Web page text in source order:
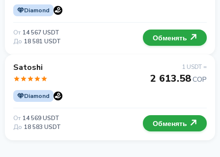
Diamond
От 14 567 USDT
До 18 581 USDT Обменять
Satoshi
Diamond
1 USDT =
2 613.58COP
От 14 569 USDT
До 18 583 USDT Обменять